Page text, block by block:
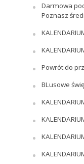
Darmowa
Poznasz
Powrót do
BLusowe